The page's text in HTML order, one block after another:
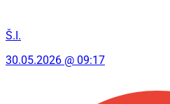
Š.I.
30.05.2026 @ 09:17